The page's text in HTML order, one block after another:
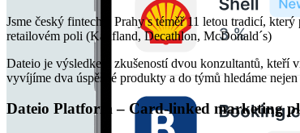
Jsme český fintech z Prahy s téměř 11 letou tradicí,
retailovém poli (Kaufland, Decathlon, McDonald´s)
Dateio je výsledkem zkušeností dvou konzultantů, kteří
vyvíjíme dva úspěšné produkty a do týmů hledáme
Dateio Platform – Card-linked marketing